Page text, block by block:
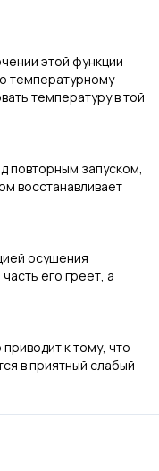
этой функции
температурному
температуру в той
повторным запуском,
восстанавливает
осушения
его греет, а
к тому, что
в приятный слабый